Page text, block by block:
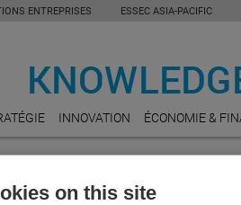
ENTREPRISES ESSEC ASIA-PACIFIC
INNOVATION ÉCONOMIE &
STRATÉGIE DE MARQUE
on this site